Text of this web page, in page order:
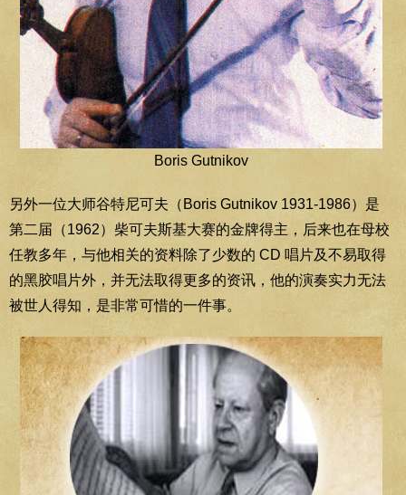
Boris Gutnikov
另外一位大师谷特尼可夫（Boris Gutnikov 1931-1986）是
第二届（1962）柴可夫斯基大赛的金牌得主，后来也在母校
任教多年，与他相关的资料除了少数的 CD 唱片及不易取得
的黑胶唱片外，并无法取得更多的资讯，他的演奏实力无法
被世人得知，是非常可惜的一件事。